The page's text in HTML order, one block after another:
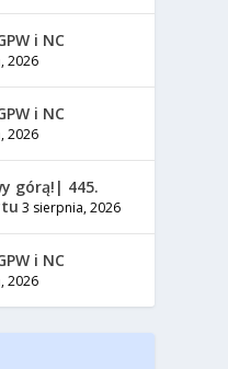
i NC
2026
i NC
2026
górą!| 445.
3 sierpnia, 2026
i NC
2026